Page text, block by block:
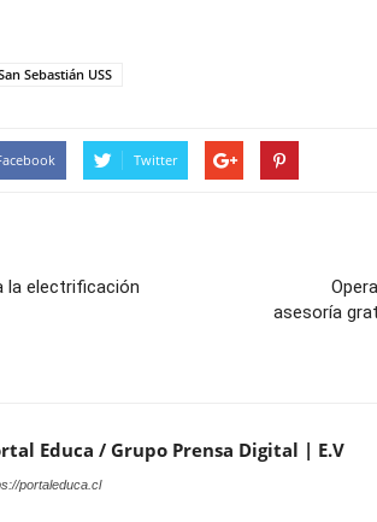
Sebastián USS
Twitter
la electrificación
asesoría
Educa / Grupo Prensa Digital | E.V
portaleduca.cl